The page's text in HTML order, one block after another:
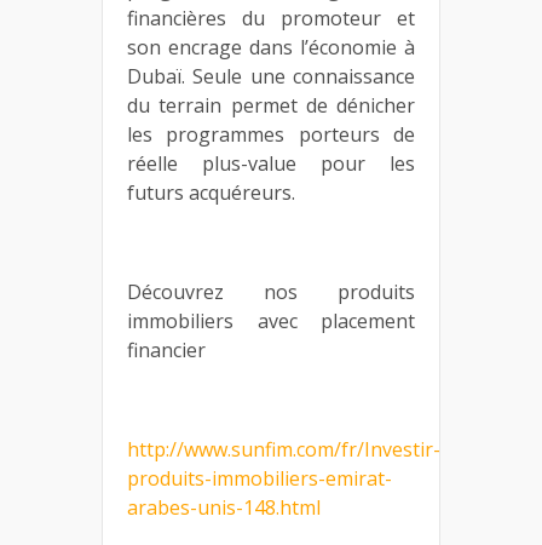
financières du promoteur et
son encrage dans l’économie à
Dubaï. Seule une connaissance
du terrain permet de dénicher
les programmes porteurs de
réelle plus-value pour les
futurs acquéreurs.
Découvrez nos produits
immobiliers avec placement
financier
http://www.sunfim.com/fr/Investir-
produits-immobiliers-emirat-
arabes-unis-148.html